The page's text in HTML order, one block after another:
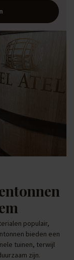
populair,
bieden een
tuinen, terwijl
zijn.